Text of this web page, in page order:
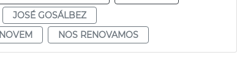
JOSÉ GOSÁLBEZ
NOS RENOVAMOS